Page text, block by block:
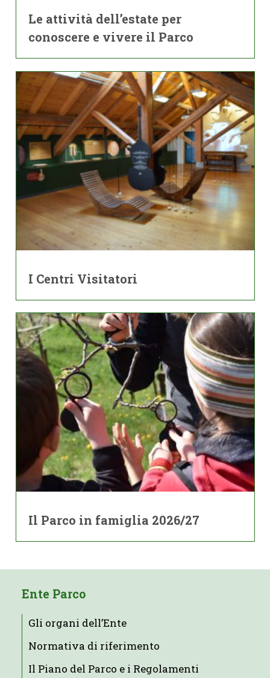
Le attività dell’estate per
conoscere e vivere il Parco
I Centri Visitatori
Il Parco in famiglia 2026/27
Ente Parco
Gli organi dell’Ente
Normativa di riferimento
Il Piano del Parco e i Regolamenti